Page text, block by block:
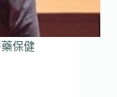
保健